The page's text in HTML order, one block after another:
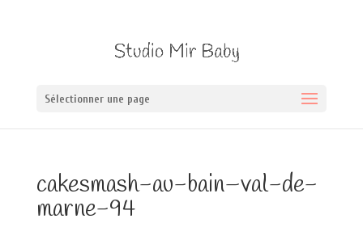
Sélectionner une page
cakesmash-au-bain–val-de-
marne-94